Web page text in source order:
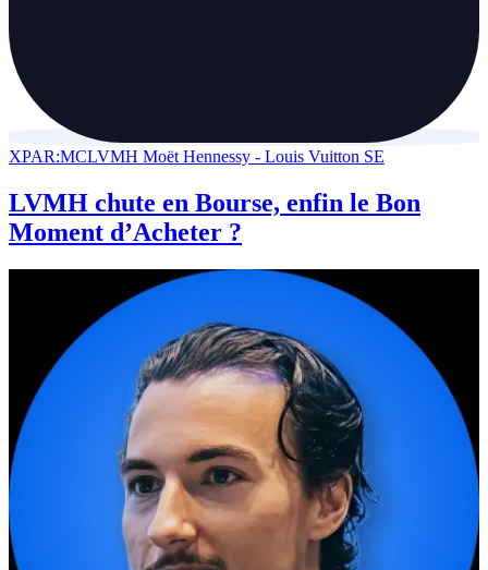
XPAR:MCLVMH Moët Hennessy - Louis Vuitton SE
LVMH chute en Bourse, enfin le Bon
Moment d’Acheter ?